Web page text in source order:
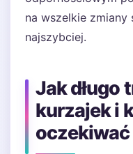
na wszelkie zmiany
najszybciej.
Jak długo
kurzajek i